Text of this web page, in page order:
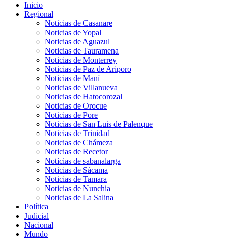
Inicio
Regional
Noticias de Casanare
Noticias de Yopal
Noticias de Aguazul
Noticias de Tauramena
Noticias de Monterrey
Noticias de Paz de Ariporo
Noticias de Maní
Noticias de Villanueva
Noticias de Hatocorozal
Noticias de Orocue
Noticias de Pore
Noticias de San Luis de Palenque
Noticias de Trinidad
Noticias de Chámeza
Noticias de Recetor
Noticias de sabanalarga
Noticias de Sácama
Noticias de Tamara
Noticias de Nunchia
Noticias de La Salina
Política
Judicial
Nacional
Mundo